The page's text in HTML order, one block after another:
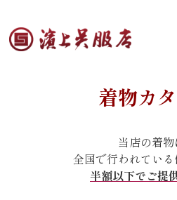
着物カ
当店の着物
全国で行われている
半額以下でご提